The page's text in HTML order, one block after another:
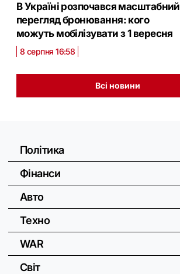
В Україні розпочався масштабний
перегляд бронювання: кого
можуть мобілізувати з 1 вересня
8 серпня 16:58
Всі новини
Політика
Фінанси
Авто
Техно
WAR
Світ